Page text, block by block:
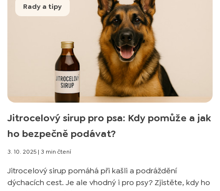
Rady a tipy
Jitrocelový sirup pro psa: Kdy pomůže a jak
ho bezpečně podávat?
3. 10. 2025 | 3 min čtení
Jitrocelový sirup pomáhá při kašli a podráždění
dýchacích cest. Je ale vhodný i pro psy? Zjistěte, kdy ho